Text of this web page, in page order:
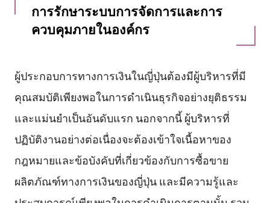
การรักษาระบบการจัดการและการ
ควบคุมภายในองค์กร
ผู้ประกอบการทางการเงินในญี่ปุ่นต้องมีผู้บริหารที่มี
คุณสมบัติเพียงพอในการดำเนินธุรกิจอย่างยุติธรรม
และแม่นยำเป็นอันดับแรก นอกจากนี้ ผู้บริหารที่
ปฏิบัติงานอย่างต่อเนื่องจะต้องเข้าใจเนื้อหาของ
กฎหมายและข้อบังคับที่เกี่ยวข้องกับการซื้อขาย
ผลิตภัณฑ์ทางการเงินของญี่ปุ่น และมีความรู้และ